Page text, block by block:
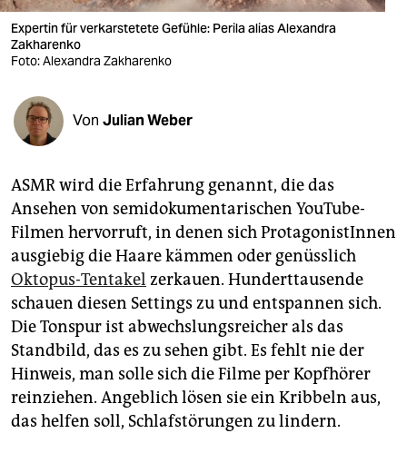
verlag
veranstaltungen
fragen & hilfe
abo
genossenschaft
epaper login
Expertin für verkarstetete Gefühle: Perila alias Alexandra
Zakharenko
Foto: Alexandra Zakharenko
Von Julian Weber
ASMR wird die Erfahrung genannt, die das
Ansehen von semidokumentarischen YouTube-
Filmen hervorruft, in denen sich ProtagonistInnen
ausgiebig die Haare kämmen oder genüsslich
Oktopus-Tentakel zerkauen. Hunderttausende
schauen diesen Settings zu und entspannen sich.
Die Tonspur ist abwechslungsreicher als das
Standbild, das es zu sehen gibt. Es fehlt nie der
Hinweis, man solle sich die Filme per Kopfhörer
reinziehen. Angeblich lösen sie ein Kribbeln aus,
das helfen soll, Schlafstörungen zu lindern.